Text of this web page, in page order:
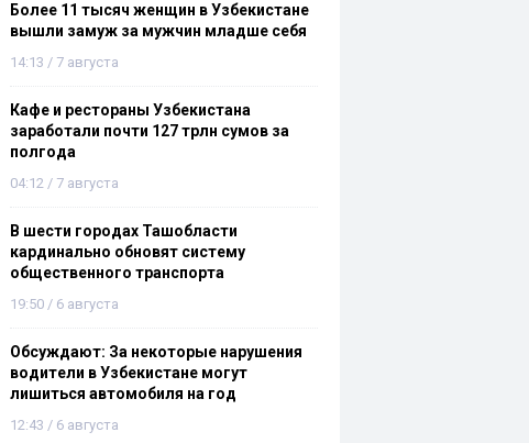
Более 11 тысяч женщин в Узбекистане
вышли замуж за мужчин младше себя
14:13 / 7 августа
Кафе и рестораны Узбекистана
заработали почти 127 трлн сумов за
полгода
04:12 / 7 августа
В шести городах Ташобласти
кардинально обновят систему
общественного транспорта
19:50 / 6 августа
Обсуждают: За некоторые нарушения
водители в Узбекистане могут
лишиться автомобиля на год
12:43 / 6 августа